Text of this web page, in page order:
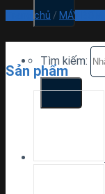
Tìm kiếm:
Trang chủ / MÁY BƠM
Sản phẩm